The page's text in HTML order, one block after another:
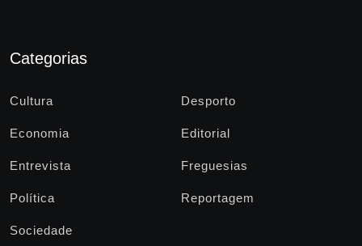
Categorias
Cultura Desporto
Economia Editorial
Entrevista Freguesias
Política Reportagem
Sociedade